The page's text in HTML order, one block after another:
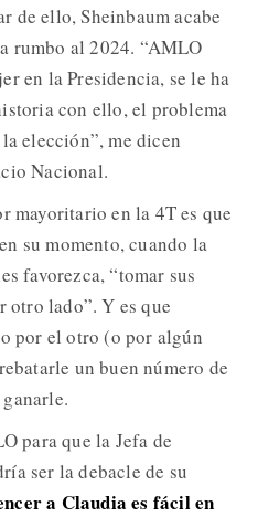
de ello, Sheinbaum acabe
rumbo al 2024. “AMLO
en la Presidencia, se le ha
con ello, el problema
elección”, me dicen
Nacional.
mayoritario en la 4T es que
su momento, cuando la
favorezca, “tomar sus
otro lado”. Y es que
por el otro (o por algún
un buen número de
para que la Jefa de
ser la debacle de su
a Claudia es fácil en